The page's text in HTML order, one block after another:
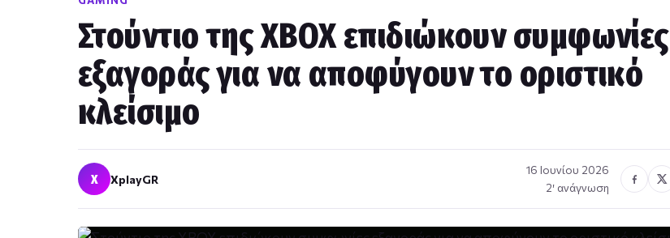
Στούντιο της XBOX επιδιώκουν συμφωνίες
εξαγοράς για να αποφύγουν το οριστικό
κλείσιμο
X XplayGR
16 Ιουνίου 2026
2′ ανάγνωση